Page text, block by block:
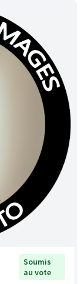
Soumis
au vote